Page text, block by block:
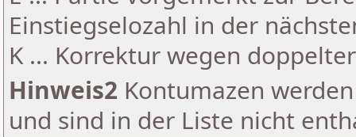
Einstiegselozahl in der
K ... Korrektur wegen
Hinweis2 Kontumazen
und sind in der Liste nicht